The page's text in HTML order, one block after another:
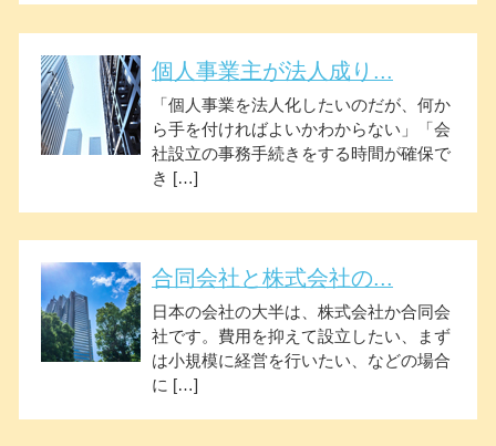
個人事業主が法人成り...
「個人事業を法人化したいのだが、何か
ら手を付ければよいかわからない」「会
社設立の事務手続きをする時間が確保で
き […]
合同会社と株式会社の...
日本の会社の大半は、株式会社か合同会
社です。費用を抑えて設立したい、まず
は小規模に経営を行いたい、などの場合
に […]